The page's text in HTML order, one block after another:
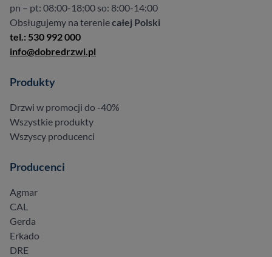
pn – pt: 08:00-18:00 so: 8:00-14:00
Obsługujemy na tereniecałej Polski
tel.: 530 992 000
info@dobredrzwi.pl
Produkty
Drzwi w promocji do -40%
Wszystkie produkty
Wszyscy producenci
Producenci
Agmar
CAL
Gerda
Erkado
DRE